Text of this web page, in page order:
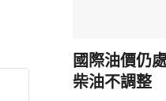
國際油價仍
柴油不調整